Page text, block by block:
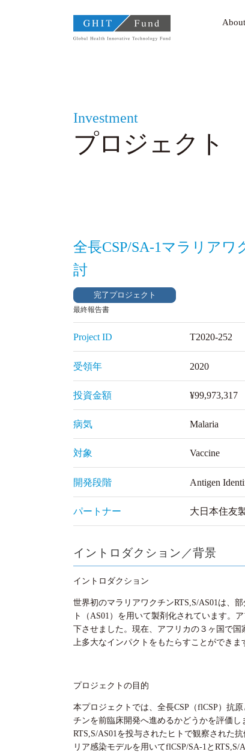
GHIT Fund Global
Investment
プロジェクト
全長CSP/SA-1マラリア
討
完了プロジェクト
最終報告書
Project ID T2020-252
受領年 2020
投資金額 ¥99,973,317
病気 Malaria
対象 Vaccine
開発段階 Antigen
パートナー 大日本住友
イントロダクション／背景
イントロダクション
世界初のマラリアワクチンRTS,S/AS01は、
ト（AS01）を用いて製剤化されています。
下させました。現在、アフリカの３ヶ国で
上多大なインパクトをもたらすことができま
プロジェクトの目的
本プロジェクトでは、全長CSP（flCSP）抗
チンを前臨床開発へ進めるかどうかを評価
RTS,S/AS01を投与されたヒトで観察された
リア感染モデルを用いてflCSP/SA-1とRTS,S/